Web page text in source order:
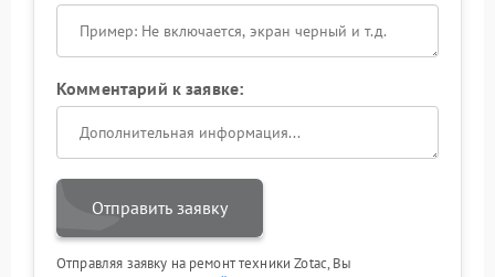
Комментарий к заявке:
Отправить заявку
Отправляя заявку на ремонт техники Zotac, Вы